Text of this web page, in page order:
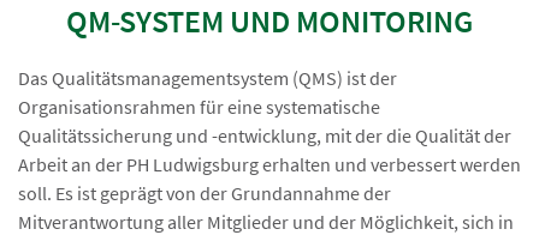
QM-SYSTEM UND MONITORING
Das Qualitätsmanagementsystem (QMS) ist der
Organisationsrahmen für eine systematische
Qualitätssicherung und -entwicklung, mit der die Qualität der
Arbeit an der PH Ludwigsburg erhalten und verbessert werden
soll. Es ist geprägt von der Grundannahme der
Mitverantwortung aller Mitglieder und der Möglichkeit, sich in